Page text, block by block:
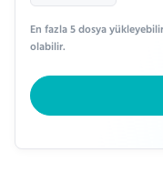
En fazla 5 dosya
olabilir.